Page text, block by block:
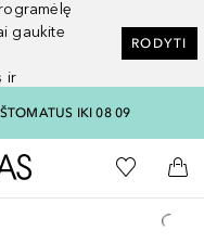
gaukite
ir
RODYTI
IKI 08 09
Į Douglas pagrindinį
Į mano
Į